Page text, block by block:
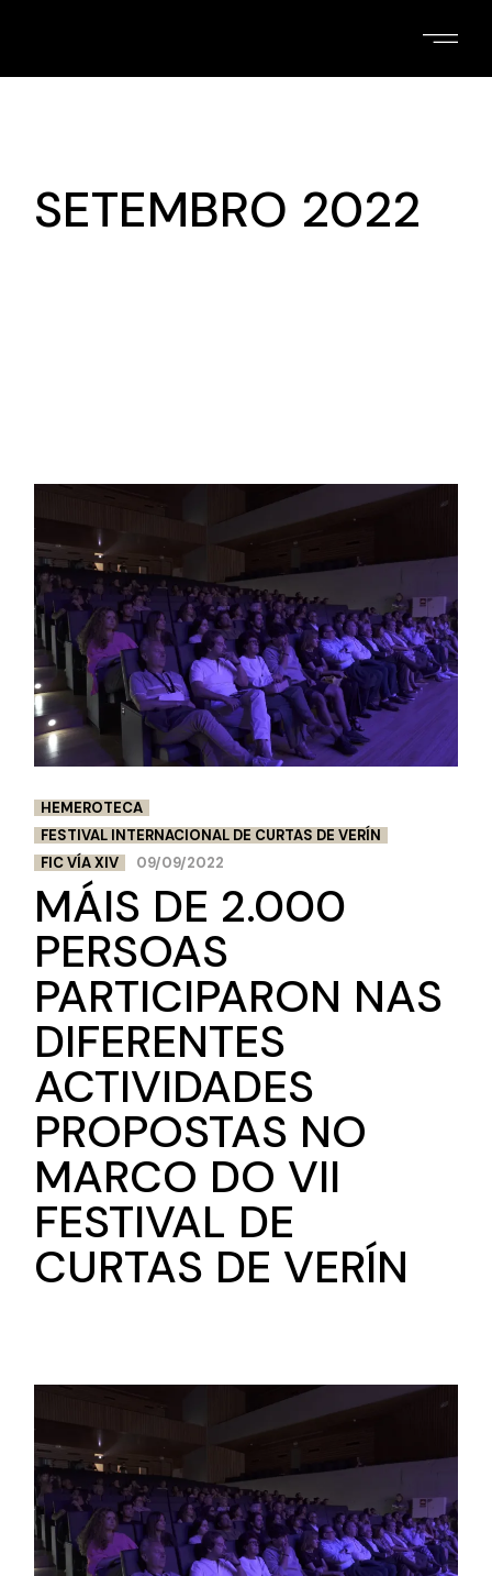
SETEMBRO 2022
HEMEROTECA
FESTIVAL INTERNACIONAL DE CURTAS DE VERÍN
FIC VÍA XIV
09/09/2022
MÁIS DE 2.000
PERSOAS
PARTICIPARON NAS
DIFERENTES
ACTIVIDADES
PROPOSTAS NO
MARCO DO VII
FESTIVAL DE
CURTAS DE VERÍN